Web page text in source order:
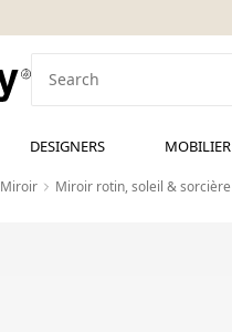
DESIGNERS MOBILIER
Miroir Miroir rotin, soleil & sorcière